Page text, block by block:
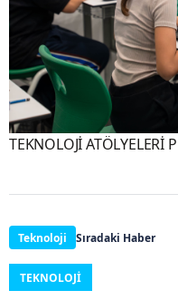
TEKNOLOJİ ATÖLYELERİ
Teknoloji Sıradaki Haber
TEKNOLOJI